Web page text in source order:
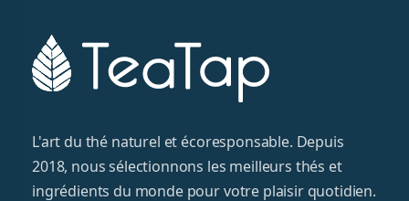
L'art du thé naturel et écoresponsable. Depuis
2018, nous sélectionnons les meilleurs thés et
ingrédients du monde pour votre plaisir quotidien.